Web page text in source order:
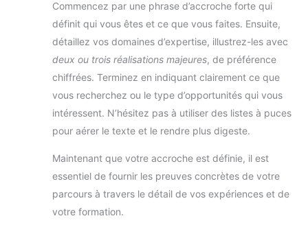
blazer à paillettes pour
hommes, veste
hommes Veste en tweed
laine pour hommes veste
de soirée pour hommes
veste de costume noire
pour hommes veste en
décontracté pour hommes
vestes de costume d'été
pour hommes veste
gilet noir veste de moto
pour hommes veste verte
pour hommes gilet de
costumes de cosplay pour
Commencez par une phrase d’accroche forte qui
définit qui vous êtes et ce que vous faites. Ensuite,
détaillez vos domaines d’expertise, illustrez-les avec
deux ou trois réalisations majeures, de préférence
chiffrées. Terminez en indiquant clairement ce que
vous recherchez ou le type d’opportunités qui vous
intéressent. N’hésitez pas à utiliser des listes à puces
pour aérer le texte et le rendre plus digeste.
Maintenant que votre accroche est définie, il est
essentiel de fournir les preuves concrètes de votre
parcours à travers le détail de vos expériences et de
votre formation.